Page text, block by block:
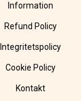
Information
Refund Policy
Integritetspolicy
Cookie Policy
Kontakt